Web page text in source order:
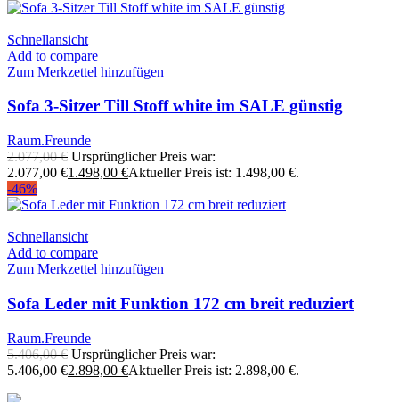
Schnellansicht
Add to compare
Zum Merkzettel hinzufügen
Sofa 3-Sitzer Till Stoff white im SALE günstig
Raum.Freunde
2.077,00€ Ursprünglicher Preis war:
2.077,00 €1.498,00 €Aktueller Preis ist: 1.498,00 €.
-46%
Schnellansicht
Add to compare
Zum Merkzettel hinzufügen
Sofa Leder mit Funktion 172 cm breit reduziert
Raum.Freunde
5.406,00€ Ursprünglicher Preis war:
5.406,00 €2.898,00 €Aktueller Preis ist: 2.898,00 €.